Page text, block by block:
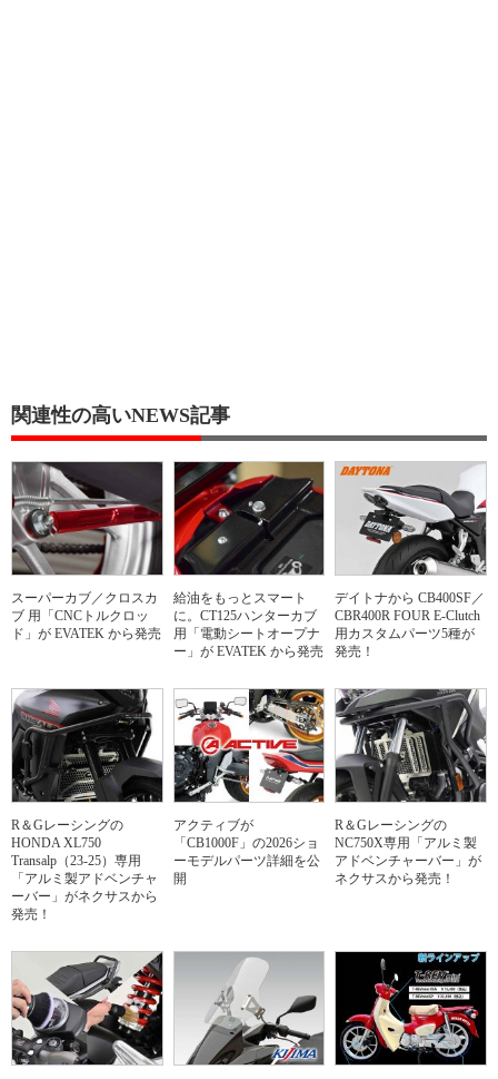
関連性の高いNEWS記事
スーパーカブ／クロスカ
ブ 用「CNCトルクロッ
ド」が EVATEK から発売
給油をもっとスマート
に。CT125ハンターカブ
用「電動シートオープナ
ー」が EVATEK から発売
デイトナから CB400SF／
CBR400R FOUR E-Clutch
用カスタムパーツ5種が
発売！
R＆Gレーシングの
HONDA XL750
Transalp（23-25）専用
「アルミ製アドベンチャ
ーバー」がネクサスから
発売！
アクティブが
「CB1000F」の2026ショ
ーモデルパーツ詳細を公
開
R＆Gレーシングの
NC750X専用「アルミ製
アドベンチャーバー」が
ネクサスから発売！